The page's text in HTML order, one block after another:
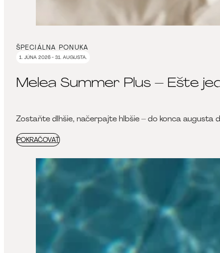
1. JÚNA 2026 - 31. AUGUSTA.
Melea Summer Plus – Ešte
ŠPECIÁLNA PONUKA
Zostaňte dlhšie, načerpajte hlbšie – do konca augusta
POKRAČOVAŤ